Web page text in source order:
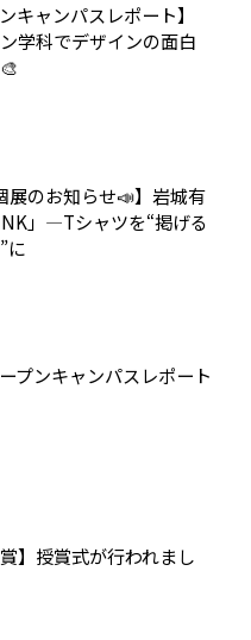
キャンパスレポート】
学科でデザインの面白
展のお知らせ📣】岩城有
」—Tシャツを“掲げる
に
プンキャンパスレポート
賞】授賞式が行われまし